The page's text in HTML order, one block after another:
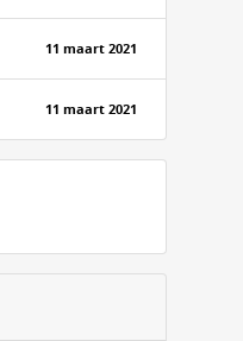
11 maart 2021
11 maart 2021